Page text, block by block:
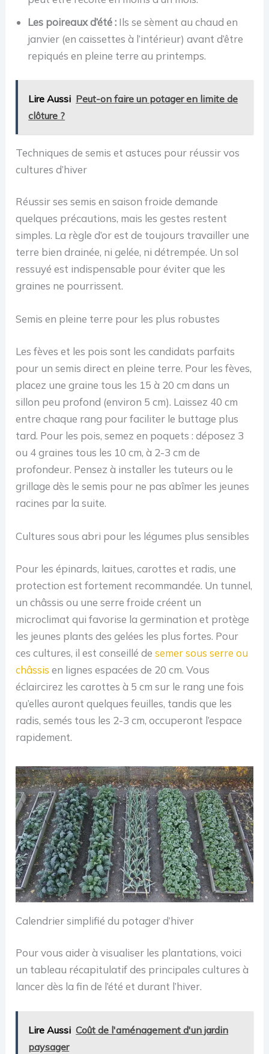
Les poireaux d’été : Ils se sèment au chaud en
janvier (en caissettes à l’intérieur) avant d’être
repiqués en pleine terre au printemps.
Lire Aussi Peut-on faire un potager en limite de
clôture ?
Techniques de semis et astuces pour réussir vos
cultures d’hiver
Réussir ses semis en saison froide demande
quelques précautions, mais les gestes restent
simples. La règle d’or est de toujours travailler une
terre bien drainée, ni gelée, ni détrempée. Un sol
ressuyé est indispensable pour éviter que les
graines ne pourrissent.
Semis en pleine terre pour les plus robustes
Les fèves et les pois sont les candidats parfaits
pour un semis direct en pleine terre. Pour les fèves,
placez une graine tous les 15 à 20 cm dans un
sillon peu profond (environ 5 cm). Laissez 40 cm
entre chaque rang pour faciliter le buttage plus
tard. Pour les pois, semez en poquets : déposez 3
ou 4 graines tous les 10 cm, à 2-3 cm de
profondeur. Pensez à installer les tuteurs ou le
grillage dès le semis pour ne pas abîmer les jeunes
racines par la suite.
Cultures sous abri pour les légumes plus sensibles
Pour les épinards, laitues, carottes et radis, une
protection est fortement recommandée. Un tunnel,
un châssis ou une serre froide créent un
microclimat qui favorise la germination et protège
les jeunes plants des gelées les plus fortes. Pour
ces cultures, il est conseillé desemer sous serre ou
châssis en lignes espacées de 20 cm. Vous
éclaircirez les carottes à 5 cm sur le rang une fois
qu’elles auront quelques feuilles, tandis que les
radis, semés tous les 2-3 cm, occuperont l’espace
rapidement.
Calendrier simplifié du potager d’hiver
Pour vous aider à visualiser les plantations, voici
un tableau récapitulatif des principales cultures à
lancer dès la fin de l’été et durant l’hiver.
Lire Aussi Coût de l'aménagement d'un jardin
paysager